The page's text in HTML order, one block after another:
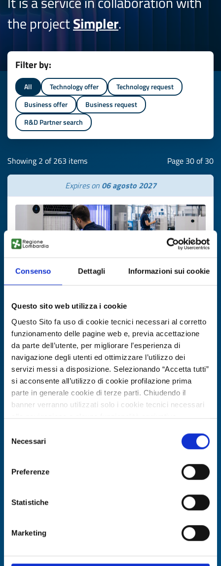
Consenso Dettagli Informazioni sui cookie
Questo sito web utilizza i cookie
Questo Sito fa uso di cookie tecnici necessari al corretto
funzionamento delle pagine web e, previa accettazione
da parte dell’utente, per migliorare l’esperienza di
navigazione degli utenti ed ottimizzare l’utilizzo dei
servizi messi a disposizione. Selezionando “Accetta tutti”
si acconsente all’utilizzo di cookie profilazione prima
parte in generale cookie di terze parti. Chiudendo il
banner verranno utilizzati solo i cookie tecnici necessari
alla navigazione e alcune funzionalità aggiuntive
Per conoscere i dettagli, consulta la nostra cookie policy.
https://www.openinnovation.regione.lombardia.it/it/co
https://www.openinnovation.regione.lombardia.it/it/pr
delNecessari
Preferenze
Statistiche
Marketing
the projectSimpler.
Filter by:
All Technology offer
Technology request
Business offer
Business request
R&D Partner search
Showing 2 of 263 items Page 30 of 30
Expires on 06 agosto 2027
Produttore spagnolo di sistemi
avanzati di purificazione dell’aria
cerca distributori
ID: BOES20260311013
DISCOVER MORE →